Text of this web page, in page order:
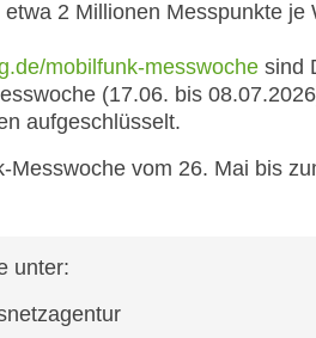
2 Millionen Messpunkte je
mobilfunk-messwoche sind
(17.06. bis
aufgeschlüsselt.
vom 26. Mai bis
unter: